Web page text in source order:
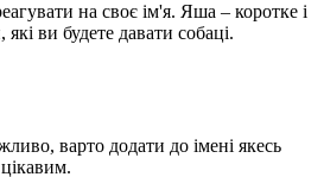
на своє ім'я. Яша – коротке і
ви будете давати собаці.
варто додати до імені якесь